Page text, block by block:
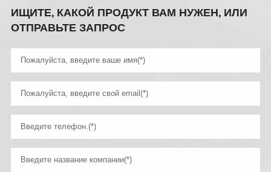
ИЩИТЕ, КАКОЙ ПРОДУКТ ВАМ НУЖЕН, ИЛИ
ОТПРАВЬТЕ ЗАПРОС